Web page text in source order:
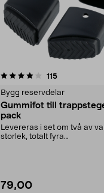
115recensioner
Bygg reservdelar
Gummifot till
pack
Levereras i set om två av
storlek, totalt fyra
79,00
4.5 av 5 stjärnor